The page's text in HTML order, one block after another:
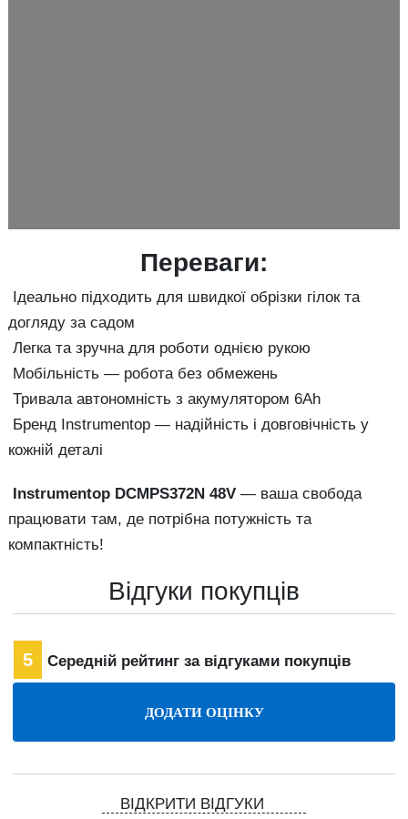
Переваги:
Ідеально підходить для швидкої обрізки гілок та
догляду за садом
Легка та зручна для роботи однією рукою
Мобільність — робота без обмежень
Тривала автономність з акумулятором 6Ah
Бренд Instrumentop — надійність і довговічність у
кожній деталі
Instrumentop DCMPS372N 48V — ваша свобода
працювати там, де потрібна потужність та
компактність!
Відгуки покупців
5 Середній рейтинг за відгуками покупців
ВІДКРИТИ ВІДГУКИ